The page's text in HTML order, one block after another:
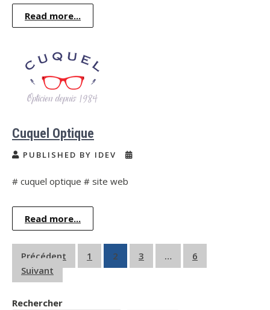
Read more...
Cuquel Optique
PUBLISHED BY IDEV
# cuquel optique # site web
Read more...
Précédent 1 2 3 …
6
Suivant
Rechercher